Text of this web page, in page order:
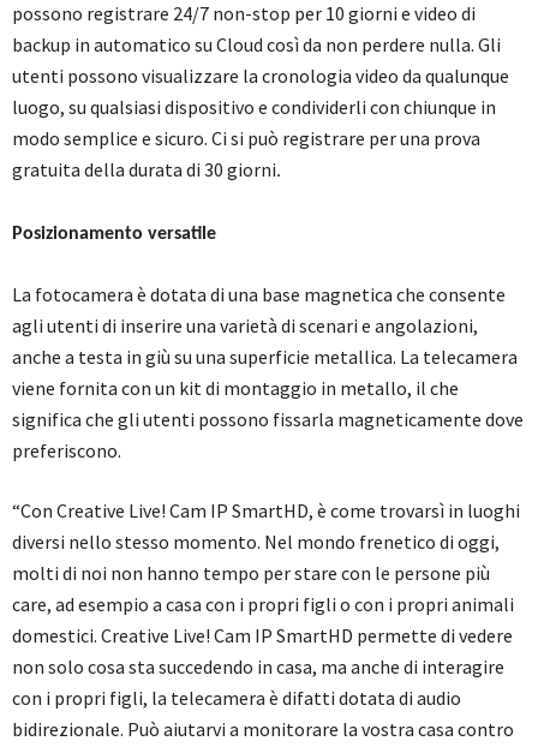
possono registrare 24/7 non-stop per 10 giorni e video di
backup in automatico su Cloud così da non perdere nulla. Gli
utenti possono visualizzare la cronologia video da qualunque
luogo, su qualsiasi dispositivo e condividerli con chiunque in
modo semplice e sicuro. Ci si può registrare per una prova
gratuita della durata di 30 giorni.
Posizionamento versatile
La fotocamera è dotata di una base magnetica che consente
agli utenti di inserire una varietà di scenari e angolazioni,
anche a testa in giù su una superficie metallica. La telecamera
viene fornita con un kit di montaggio in metallo, il che
significa che gli utenti possono fissarla magneticamente dove
preferiscono.
“Con Creative Live! Cam IP SmartHD, è come trovarsì in luoghi
diversi nello stesso momento. Nel mondo frenetico di oggi,
molti di noi non hanno tempo per stare con le persone più
care, ad esempio a casa con i propri figli o con i propri animali
domestici. Creative Live! Cam IP SmartHD permette di vedere
non solo cosa sta succedendo in casa, ma anche di interagire
con i propri figli, la telecamera è difatti dotata di audio
bidirezionale. Può aiutarvi a monitorare la vostra casa contro